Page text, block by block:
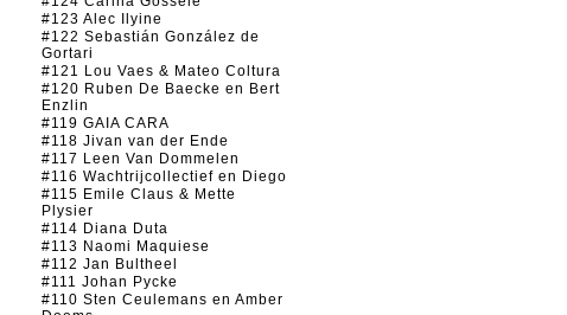
#123 Alec Ilyine
#122 Sebastián González de
Gortari
#121 Lou Vaes & Mateo Coltura
#120 Ruben De Baecke en Bert
Enzlin
#119 GAIA CARA
#118 Jivan van der Ende
#117 Leen Van Dommelen
#116 Wachtrijcollectief en Diego
#115 Emile Claus & Mette
Plysier
#114 Diana Duta
#113 Naomi Maquiese
#112 Jan Bultheel
#111 Johan Pycke
#110 Sten Ceulemans en Amber